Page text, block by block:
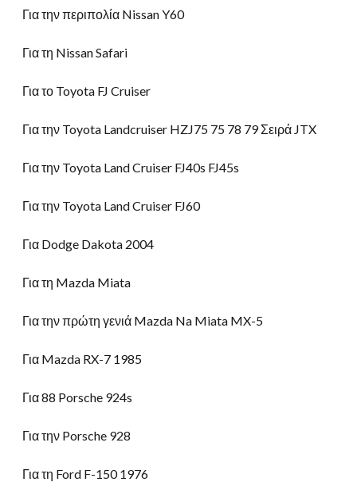
Για την περιπολία Nissan Y60
Για τη Nissan Safari
Για το Toyota FJ Cruiser
Για την Toyota Landcruiser HZJ75 75 78 79 Σειρά JTX
Για την Toyota Land Cruiser FJ40s FJ45s
Για την Toyota Land Cruiser FJ60
Για Dodge Dakota 2004
Για τη Mazda Miata
Για την πρώτη γενιά Mazda Na Miata MX-5
Για Mazda RX-7 1985
Για 88 Porsche 924s
Για την Porsche 928
Για τη Ford F-150 1976